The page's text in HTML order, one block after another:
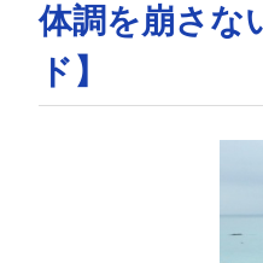
体調を崩さな
ド】